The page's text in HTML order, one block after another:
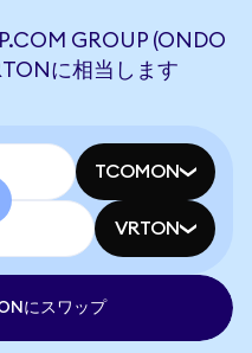
GROUP (ONDO
に相当します
TCOMON
VRTON
にスワップ